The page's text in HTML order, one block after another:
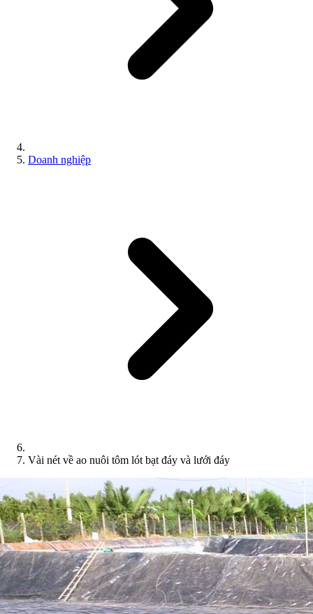
Doanh nghiệp
Vài nét về ao nuôi tôm lót bạt đáy và lưới đáy